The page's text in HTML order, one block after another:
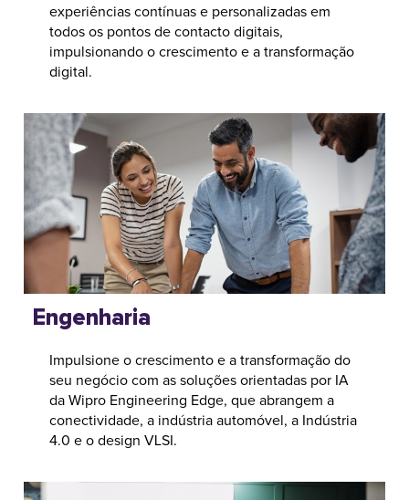
experiências contínuas e personalizadas em
todos os pontos de contacto digitais,
impulsionando o crescimento e a transformação
digital.
Engenharia
Impulsione o crescimento e a transformação do
seu negócio com as soluções orientadas por IA
da Wipro Engineering Edge, que abrangem a
conectividade, a indústria automóvel, a Indústria
4.0 e o design VLSI.